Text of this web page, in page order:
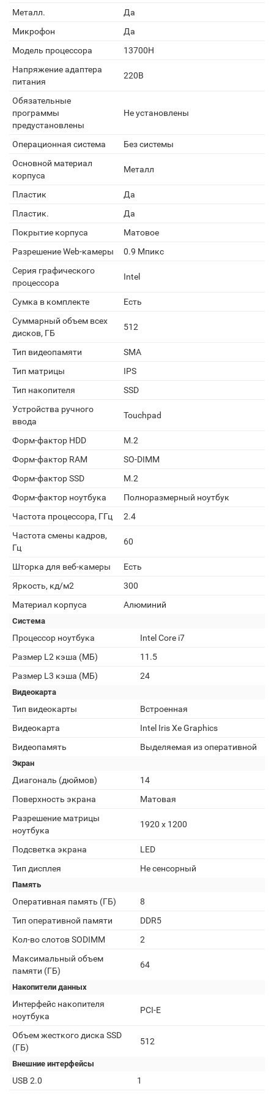
Металл.
Да
Микрофон
Да
Модель процессора
13700H
Напряжение адаптера
питания
220В
Обязательные
программы
предустановлены
Не установлены
Операционная система
Без системы
Основной материал
корпуса
Металл
Пластик
Да
Пластик.
Да
Покрытие корпуса
Матовое
Разрешение Web-камеры
0.9 Мпикс
Серия графического
процессора
Intel
Сумка в комплекте
Есть
Суммарный объем всех
дисков, ГБ
512
Тип видеопамяти
SMA
Тип матрицы
IPS
Тип накопителя
SSD
Устройства ручного
ввода
Touchpad
Форм-фактор HDD
M.2
Форм-фактор RAM
SO-DIMM
Форм-фактор SSD
M.2
Форм-фактор ноутбука
Полноразмерный ноутбук
Частота процессора, ГГц
2.4
Частота смены кадров,
Гц
60
Шторка для веб-камеры
Есть
Яркость, кд/м2
300
Материал корпуса
Алюминий
Система
Процессор ноутбука
Intel Core i7
Размер L2 кэша (МБ)
11.5
Размер L3 кэша (МБ)
24
Видеокарта
Тип видеокарты
Встроенная
Видеокарта
Intel Iris Xe Graphics
Видеопамять
Выделяемая из оперативной
Экран
Диагональ (дюймов)
14
Поверхность экрана
Матовая
Разрешение матрицы
ноутбука
1920 x 1200
Подсветка экрана
LED
Тип дисплея
Не сенсорный
Память
Оперативная память (ГБ)
8
Тип оперативной памяти
DDR5
Кол-во слотов SODIMM
2
Максимальный объем
памяти (ГБ)
64
Накопители данных
Интерфейс накопителя
ноутбука
PCI-E
Объем жесткого диска SSD
(ГБ)
512
Внешние интерфейсы
USB 2.0
1